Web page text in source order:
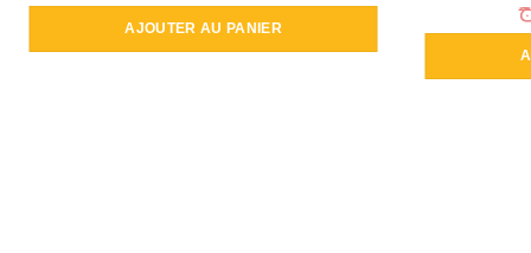
AJOUTER AU PANIER